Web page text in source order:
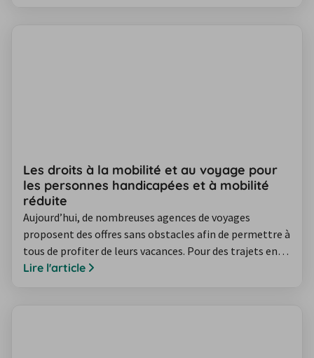
Les droits à la mobilité et au voyage pour
les personnes handicapées et à mobilité
réduite
Aujourd’hui, de nombreuses agences de voyages
proposent des offres sans obstacles afin de permettre à
tous de profiter de leurs vacances. Pour des trajets en
bus, en train, en avion ou en bateau, les personnes
Lire l'article